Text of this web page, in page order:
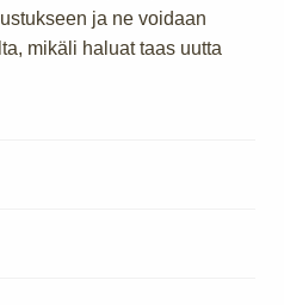
ja ne voidaan
mikäli haluat taas uutta